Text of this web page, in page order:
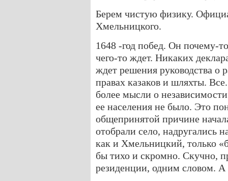
Берем чистую физику.
Хмельницкого.
1648 -год побед. Он почему-
чего-то ждет. Никаких
ждет решения руководства о
правах казаков и шляхты.
более мысли о
ее населения не было. Это
общепринятой причине
отобрали село, надругались
как и Хмельницкий, только
бы тихо и скромно. Скучно,
резиденции, одним словом. А